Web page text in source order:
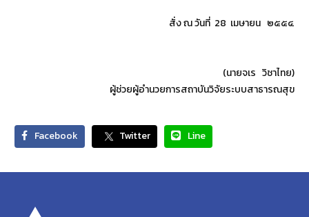
สั่ง ณ วันที่ 28 เมษายน ๒๕๕๔
(นายจเร วิชาไทย)
ผู้ช่วยผู้อำนวยการสถาบันวิจัยระบบสาธารณสุข
Facebook Twitter Line